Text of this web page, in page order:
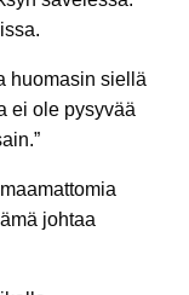
huomasin siellä
ei ole pysyvää
johtaa